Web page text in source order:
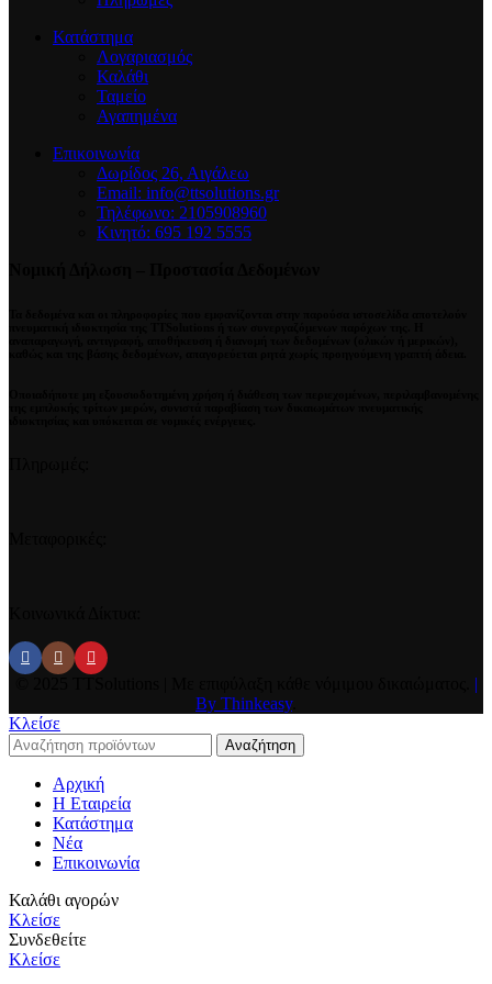
Κατάστημα
Λογαριασμός
Καλάθι
Ταμείο
Αγαπημένα
Επικοινωνία
Δωρίδος 26, Αιγάλεω
Email: info@ttsolutions.gr
Τηλέφωνο: 2105908960
Κινητό: 695 192 5555
|
By Thinkeasy.
Κλείσε
Αναζήτηση
Αρχική
Η Εταιρεία
Κατάστημα
Νέα
Επικοινωνία
Καλάθι αγορών
Κλείσε
Συνδεθείτε
Κλείσε